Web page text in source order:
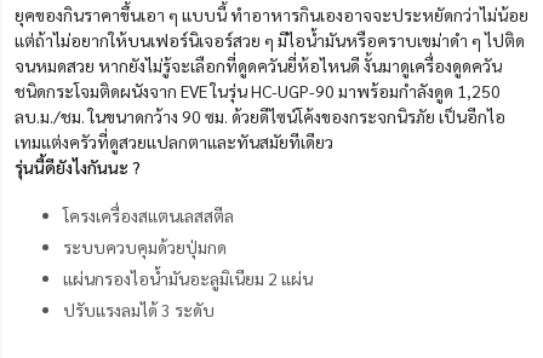
ยุคของกินราคาขึ้นเอา ๆ แบบนี้ ทำอาหารกินเองอาจจะประหยัดกว่าไม่น้อย
แต่ถ้าไม่อยากให้บนเฟอร์นิเจอร์สวย ๆ มีไอน้ำมันหรือคราบเขม่าดำ ๆ ไปติด
จนหมดสวย หากยังไม่รู้จะเลือกที่ดูดควันยี่ห้อไหนดี งั้นมาดูเครื่องดูดควัน
ชนิดกระโจมติดผนังจาก EVE ในรุ่น HC-UGP-90 มาพร้อมกำลังดูด 1,250
ลบ.ม./ชม. ในขนาดกว้าง 90 ซม. ด้วยดีไซน์โค้งของกระจกนิรภัย เป็นอีกไอ
เทมแต่งครัวที่ดูสวยแปลกตาและทันสมัยทีเดียว
รุ่นนี้ดียังไงกันนะ ?
โครงเครื่องสแตนเลสสตีล
ระบบควบคุมด้วยปุ่มกด
แผ่นกรองไอน้ำมันอะลูมิเนียม 2 แผ่น
ปรับแรงลมได้ 3 ระดับ